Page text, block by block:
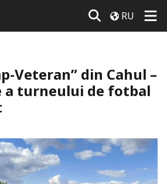
RU
Veteran” din Cahul –
a turneului de fotbal